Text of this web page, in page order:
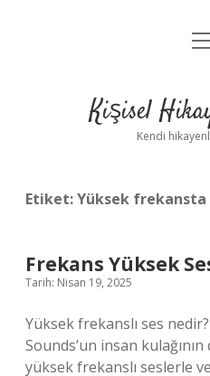
Yasal
Kişisel
Kendi
Etiket:Yüksek frekansta
Frekans Yüksek
Tarih: Nisan 19, 2025
Yüksek frekanslı ses
Sounds’un insan kulağının
yüksek frekanslı seslerle